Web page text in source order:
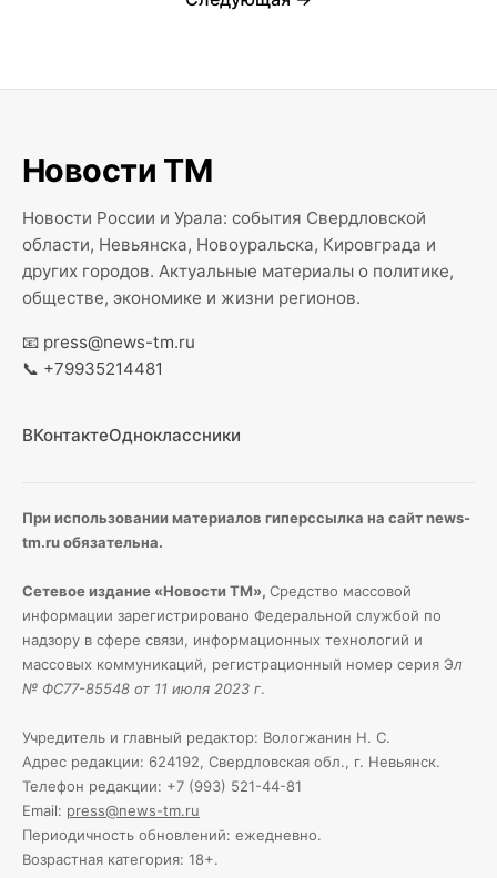
Новости ТМ
Новости России и Урала: события Свердловской
области, Невьянска, Новоуральска, Кировграда и
других городов. Актуальные материалы о политике,
обществе, экономике и жизни регионов.
📧 press@news-tm.ru
📞 +79935214481
ВКонтактеОдноклассники
При использовании материалов гиперссылка на сайт news-
tm.ru обязательна.
Сетевое издание «Новости ТМ», Средство массовой
информации зарегистрировано Федеральной службой по
надзору в сфере связи, информационных технологий и
массовых коммуникаций, регистрационный номер серия Эл
№ ФС77-85548 от 11 июля 2023 г.
Учредитель и главный редактор: Вологжанин Н. С.
Адрес редакции: 624192, Свердловская обл., г. Невьянск.
Телефон редакции: +7 (993) 521-44-81
Email: press@news-tm.ru
Периодичность обновлений: ежедневно.
Возрастная категория: 18+.